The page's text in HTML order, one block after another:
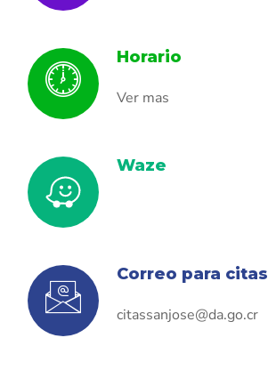
Horario
Ver mas
Waze
Correo para citas
citassanjose@da.go.cr